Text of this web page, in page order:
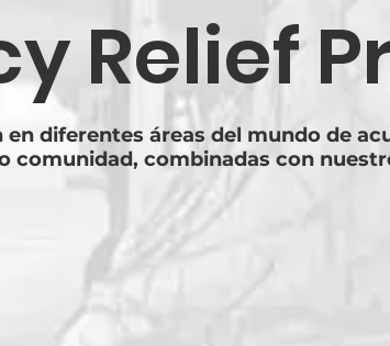
Relief
diferentes áreas del mundo de
comunidad, combinadas con